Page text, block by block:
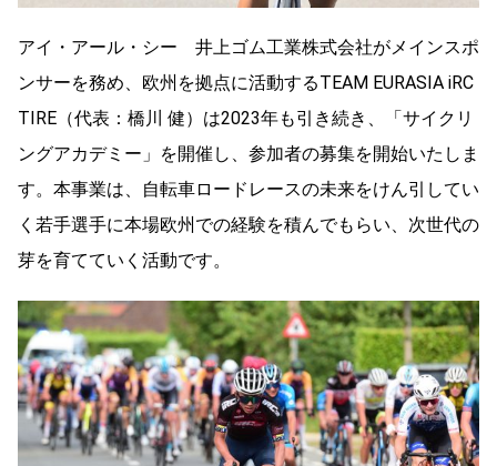
アイ・アール・シー 井上ゴム工業株式会社がメインスポ
ンサーを務め、欧州を拠点に活動するTEAM EURASIA iRC
TIRE（代表：橋川 健）は2023年も引き続き、「サイクリ
ングアカデミー」を開催し、参加者の募集を開始いたしま
す。本事業は、自転車ロードレースの未来をけん引してい
く若手選手に本場欧州での経験を積んでもらい、次世代の
芽を育てていく活動です。